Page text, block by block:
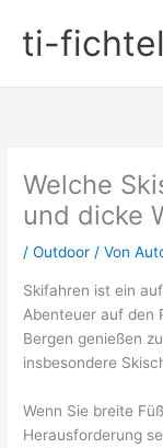
Inhalt
springen
ti-
Welche
und dicke
/Outdoor / Von
Skifahren ist ein
Abenteuer auf den
Bergen genießen
insbesondere
Wenn Sie breite
Herausforderung